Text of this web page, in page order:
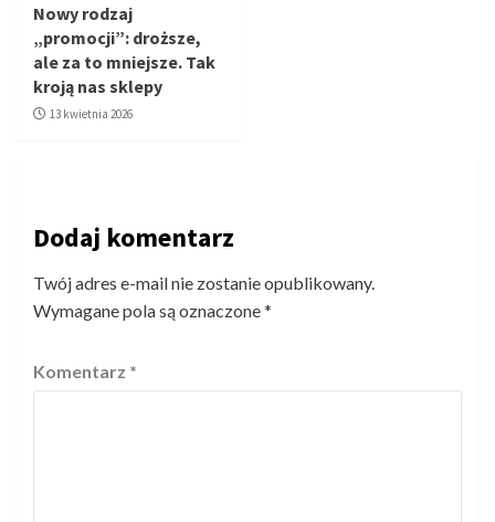
Nowy rodzaj
„promocji”: droższe,
ale za to mniejsze. Tak
kroją nas sklepy
13 kwietnia 2026
Dodaj komentarz
Twój adres e-mail nie zostanie opublikowany.
Wymagane pola są oznaczone*
Komentarz *